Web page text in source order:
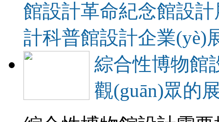
館設計革命紀念館設計
計科普館設計企業(yè)
綜合性博物館
觀(guān)眾的